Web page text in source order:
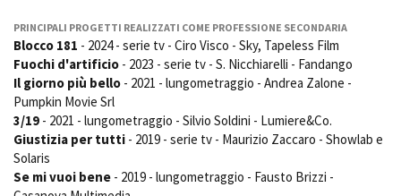
Amministrazione trasparente
Bandi e gare
Contatti
Privacy
Cookie policy
Whistleblowing
PRINCIPALI PROGETTI REALIZZATI COME PROFESSIONE SECONDARIA
Blocco 181 - 2024 - serie tv - Ciro Visco - Sky, Tapeless Film
Fuochi d'artificio - 2023 - serie tv - S. Nicchiarelli - Fandango
Il giorno più bello - 2021 - lungometraggio - Andrea Zalone -
Pumpkin Movie Srl
3/19 - 2021 - lungometraggio - Silvio Soldini - Lumiere&Co.
Giustizia per tutti - 2019 - serie tv - Maurizio Zaccaro - Showlab e
Solaris
Se mi vuoi bene - 2019 - lungometraggio - Fausto Brizzi -